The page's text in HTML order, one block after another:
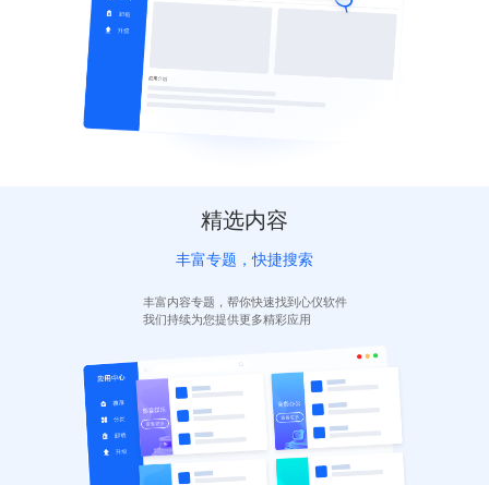
精选内容
丰富专题，快捷搜索
丰富内容专题，帮你快速找到心仪软件
我们持续为您提供更多精彩应用